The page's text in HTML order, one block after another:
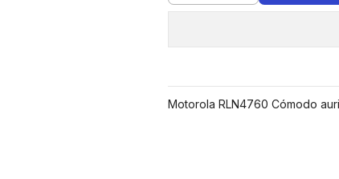
Motorola RLN4760 Cómodo